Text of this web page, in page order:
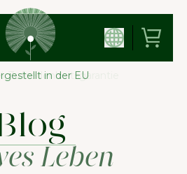
in der EU
Zufriedenheitsgarantie
Leben